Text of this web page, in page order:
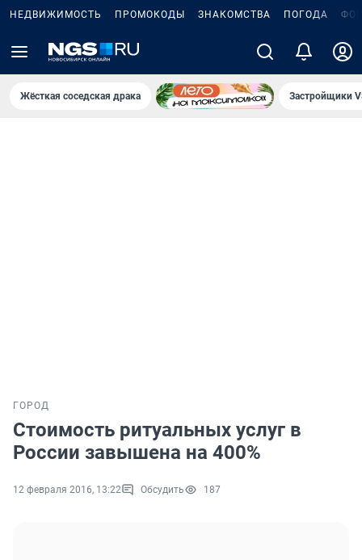
НЕДВИЖИМОСТЬ ПРОМОКОДЫ ЗНАКОМСТВА ПОГОДА
Жёсткая соседская драка Застройщики
ГОРОД
Стоимость ритуальных услуг в
России завышена на 400%
12 февраля 2016, 13:22 Обсудить 187